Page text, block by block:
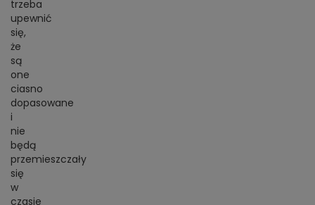
trzeba
upewnić
się,
że
są
one
ciasno
dopasowane
i
nie
będą
przemieszczały
się
w
czasie